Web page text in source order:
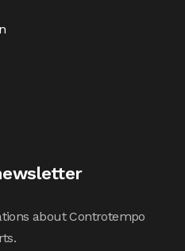
about Controtempo